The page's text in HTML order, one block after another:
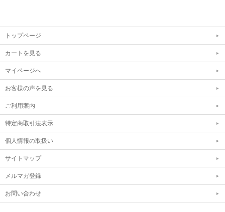
トップページ
カートを見る
マイページへ
お客様の声を見る
ご利用案内
特定商取引法表示
個人情報の取扱い
サイトマップ
メルマガ登録
お問い合わせ